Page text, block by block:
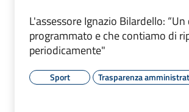
L'assessore Ignazio Bilardello:
programmato e che contiamo di
periodicamente"
Sport Trasparenza